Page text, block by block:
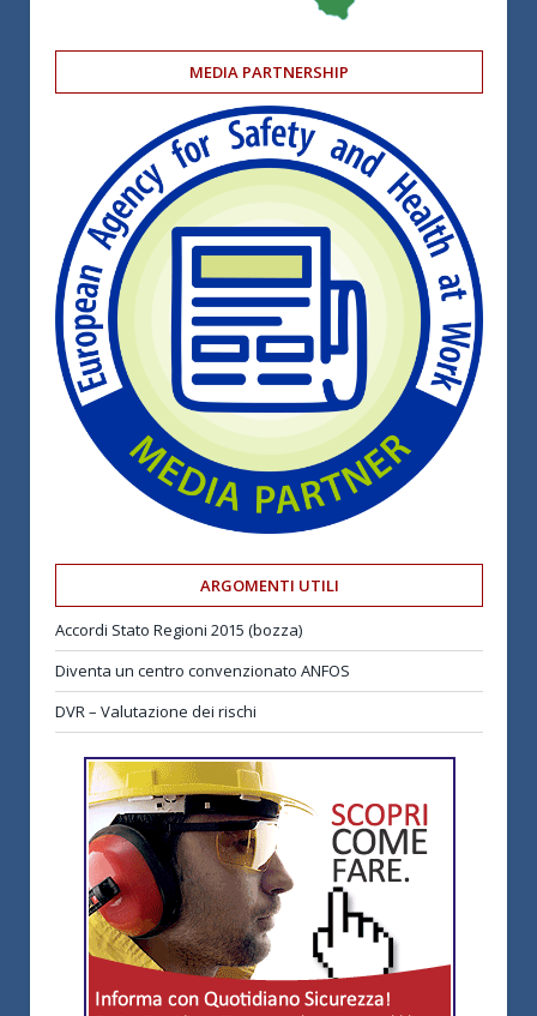
MEDIA PARTNERSHIP
ARGOMENTI UTILI
Accordi Stato Regioni 2015 (bozza)
Diventa un centro convenzionato ANFOS
DVR – Valutazione dei rischi